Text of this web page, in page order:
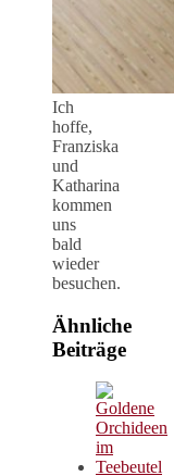
Ich
hoffe,
Franziska
und
Katharina
kommen
uns
bald
wieder
besuchen.
Ähnliche
Beiträge